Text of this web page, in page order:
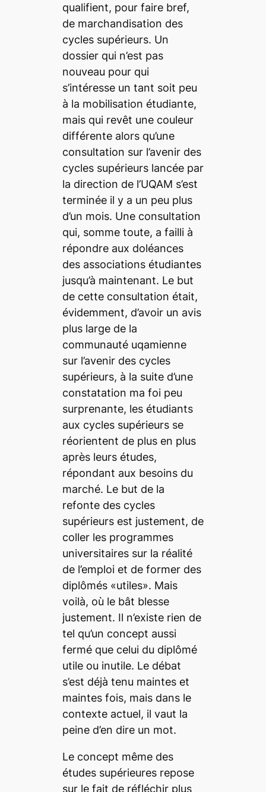
qualifient, pour faire bref,
de marchandisation des
cycles supérieurs. Un
dossier qui n’est pas
nouveau pour qui
s’intéresse un tant soit peu
à la mobilisation étudiante,
mais qui revêt une couleur
différente alors qu’une
consultation sur l’avenir des
cycles supérieurs lancée par
la direction de l’UQAM s’est
terminée il y a un peu plus
d’un mois. Une consultation
qui, somme toute, a failli à
répondre aux doléances
des associations étudiantes
jusqu’à maintenant. Le but
de cette consultation était,
évidemment, d’avoir un avis
plus large de la
communauté uqamienne
sur l’avenir des cycles
supérieurs, à la suite d’une
constatation ma foi peu
surprenante, les étudiants
aux cycles supérieurs se
réorientent de plus en plus
après leurs études,
répondant aux besoins du
marché. Le but de la
refonte des cycles
supérieurs est justement, de
coller les programmes
universitaires sur la réalité
de l’emploi et de former des
diplômés «utiles». Mais
voilà, où le bât blesse
justement. Il n’existe rien de
tel qu’un concept aussi
fermé que celui du diplômé
utile ou inutile. Le débat
s’est déjà tenu maintes et
maintes fois, mais dans le
contexte actuel, il vaut la
peine d’en dire un mot.
Le concept même des
études supérieures repose
sur le fait de réfléchir plus